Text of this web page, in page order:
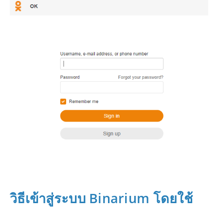
วิธีเข้าสู่ระบบ Binarium โดยใช้